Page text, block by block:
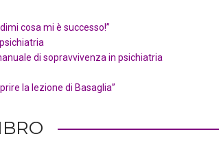
cosa mi è successo!”
di sopravvivenza in psichiatria
la lezione di Basaglia”